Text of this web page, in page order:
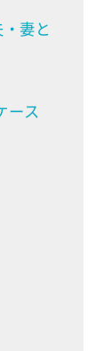
妻と
ース